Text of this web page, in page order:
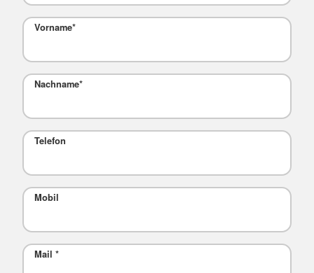
Vorname*
Nachname*
Telefon
Mobil
Mail *